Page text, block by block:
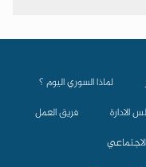
لماذا السوري اليوم ؟
الادارة
فريق العمل